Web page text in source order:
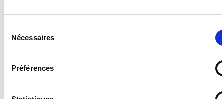
Nécessaires
Préférences
intérieur pour une visibilité de l'extérieur)
- PS Choc 1.5 mm (polystyrène rigide ultra résistant)